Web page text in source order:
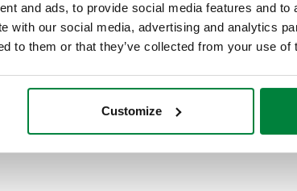
and ads, to provide social media features and
with our social media, advertising and analytics
to them or that they’ve collected from your use of
Customize